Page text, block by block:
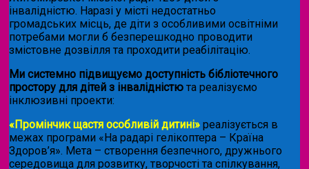
інвалідністю. Наразі у місті недостатньо
громадських місць, де діти з особливими освітніми
потребами могли б безперешкодно проводити
змістовне дозвілля та проходити реабілітацію.
Ми системно підвищуємо доступність бібліотечного
простору для дітей з інвалідністю та реалізуємо
інклюзивні проекти:
«Промінчик щастя особливій дитині» реалізується в
межах програми «На радарі гелікоптера – Країна
Здоров’я». Мета – створення безпечного, дружнього
середовища для розвитку, творчості та спілкування,